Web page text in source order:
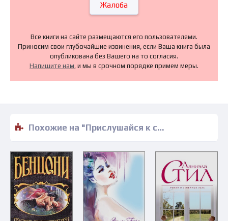
Жалоба
Все книги на сайте размещаются его пользователями.
Приносим свои глубочайшие извинения, если Ваша книга была
опубликована без Вашего на то согласия.
Напишите нам, и мы в срочном порядке примем меры.
Похожие на "Прислушайся к себе - Диана Уитни" книги читать бесплатно полные версии